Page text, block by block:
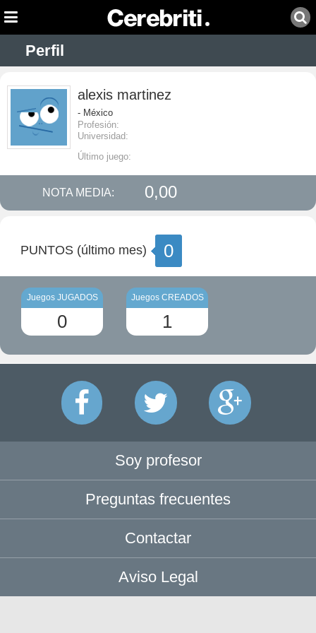
Perfil
alexis martinez
- México
Profesión:
Universidad:
Último juego:
NOTA MEDIA: 0,00
PUNTOS (último mes) 0
Juegos JUGADOS
0
Juegos CREADOS
1
Soy profesor
Preguntas frecuentes
Contactar
Aviso Legal